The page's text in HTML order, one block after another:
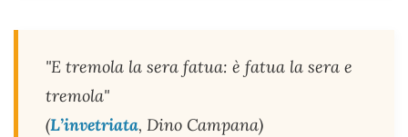
"E tremola la sera fatua: è fatua la sera e
tremola"
(L’invetriata, Dino Campana)